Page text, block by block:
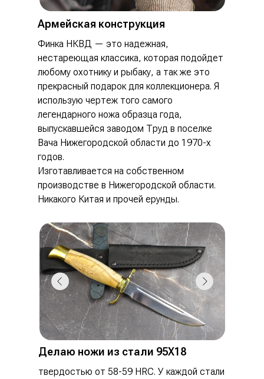
Армейская конструкция
Финка НКВД — это надежная,
нестареющая классика, которая подойдет
любому охотнику и рыбаку, а так же это
прекрасный подарок для коллекционера. Я
использую чертеж того самого
легендарного ножа образца года,
выпускавшейся заводом Труд в поселке
Вача Нижегородской области до 1970-х
годов.
Изготавливается на собственном
производстве в Нижегородской области.
Никакого Китая и прочей ерунды.
Делаю ножи из стали 95Х18
твердостью от 58-59 HRC. У каждой стали